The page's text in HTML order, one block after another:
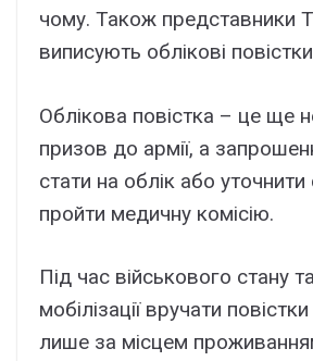
чому. Також представники
виписують облікові
Облікова повістка – це ще
призов до армії, а
стати на облік або уточнити
пройти медичну комісію.
Під час військового стану
мобілізації вручати
лише за місцем